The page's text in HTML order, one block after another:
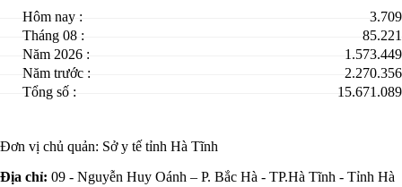
Hôm nay :
3.709
Tháng 08 :
85.221
Năm 2026 :
1.573.449
Năm trước :
2.270.356
Tổng số :
15.671.089
Đơn vị chủ quản: Sở y tế tỉnh Hà Tĩnh
Địa chỉ: 09 - Nguyễn Huy Oánh – P. Bắc Hà - TP.Hà Tĩnh - Tỉnh Hà